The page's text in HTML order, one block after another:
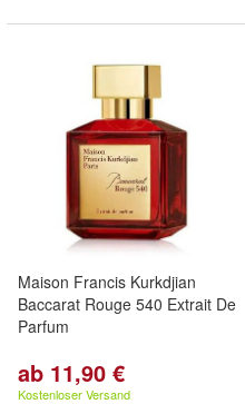
Maison Francis Kurkdjian
Baccarat Rouge 540 Extrait De
Parfum
ab 11,90 €
Kostenloser Versand